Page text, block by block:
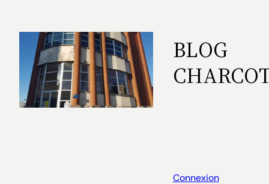
contenu
BLOG
Connexion